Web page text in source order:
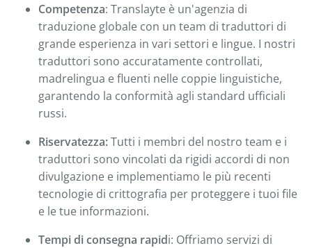
Competenza: Translayte è un'agenzia di
traduzione globale con un team di traduttori di
grande esperienza in vari settori e lingue. I nostri
traduttori sono accuratamente controllati,
madrelingua e fluenti nelle coppie linguistiche,
garantendo la conformità agli standard ufficiali
russi.
Riservatezza:Tutti i membri del nostro team e i
traduttori sono vincolati da rigidi accordi di non
divulgazione e implementiamo le più recenti
tecnologie di crittografia per proteggere i tuoi file
e le tue informazioni.
Tempi di consegna rapidi: Offriamo servizi di